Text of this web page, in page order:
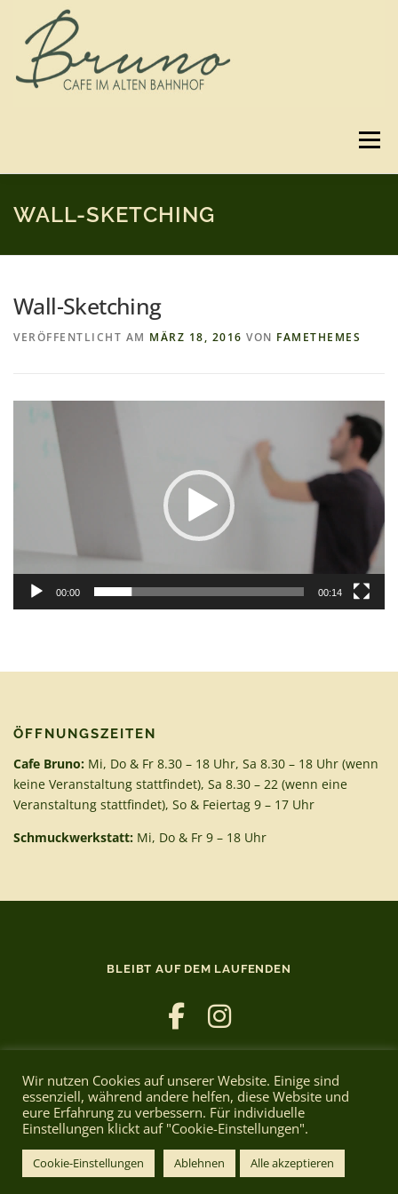
springen
Menü
SPEISEKARTE GUTSCHEINE
IMPRESSUM & DATENSCHUTZ
WALL-SKETCHING
Wall-Sketching
VERÖFFENTLICHT AM MÄRZ 18, 2016 VON FAMETHEMES
Video-
00:00 00:14
ÖFFNUNGSZEITEN
Cafe Bruno: Mi, Do & Fr 8.30 – 18 Uhr, Sa 8.30 – 18 Uhr (wenn
keine Veranstaltung stattfindet), Sa 8.30 – 22 (wenn eine
Veranstaltung stattfindet), So & Feiertag 9 – 17 Uhr
Schmuckwerkstatt: Mi, Do & Fr 9 – 18 Uhr
BLEIBT AUF DEM LAUFENDEN
Copyright © 2026 Cafe Bruno OnePress
FameThemes
Wir nutzen Cookies auf unserer Website. Einige sind
essenziell, während andere helfen, diese Website und
eure Erfahrung zu verbessern. Für individuelle
Einstellungen klickt auf "Cookie-Einstellungen".
Cookie-Einstellungen Ablehnen Alle akzeptieren